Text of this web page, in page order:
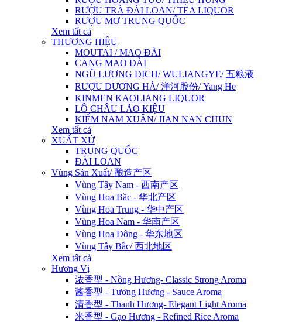
RƯỢU TRÀ ĐÀI LOAN/ TEA LIQUOR
RƯỢU MƠ TRUNG QUỐC
Xem tất cả
THƯƠNG HIỆU
MOUTAI / MAO ĐÀI
CANG MAO ĐÀI
NGŨ LƯƠNG DỊCH/ WULIANGYE/ 五粮液
RƯỢU DƯƠNG HÀ/ 洋河股份/ Yang He
KINMEN KAOLIANG LIQUOR
LÔ CHÂU LÃO KIỆU
KIẾM NAM XUÂN/ JIAN NAN CHUN
Xem tất cả
XUẤT XỨ
TRUNG QUỐC
ĐÀI LOAN
Vùng Sản Xuất/ 酿造产区
Vùng Tây Nam - 西南产区
Vùng Hoa Bắc - 华北产区
Vùng Hoa Trung - 华中产区
Vùng Hoa Nam - 华南产区
Vùng Hoa Đông - 华东地区
Vùng Tây Bắc/ 西北地区
Xem tất cả
Hương Vị
浓香型 - Nồng Hương- Classic Strong Aroma
酱香型 - Tương Hương - Sauce Aroma
清香型 - Thanh Hương- Elegant Light Aroma
米香型 - Gạo Hương - Refined Rice Aroma